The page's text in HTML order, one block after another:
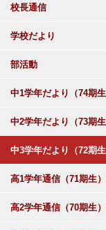
校長通信
学校だより
部活動
中1学年だより（74期生
中2学年だより（73期生
中3学年だより（72期生
高1学年通信（71期生）
高2学年通信（70期生）